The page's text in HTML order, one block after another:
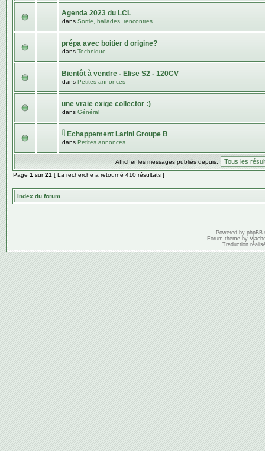
Agenda 2023 du LCL
dans Sortie, ballades, rencontres...
prépa avec boitier d origine?
dans Technique
Bientôt à vendre - Elise S2 - 120CV
dans Petites annonces
une vraie exige collector :)
dans Général
Echappement Larini Groupe B
dans Petites annonces
Afficher les messages publiés depuis:
Page 1 sur21 [ La recherche a retourné 410 résultats ]
Index du forum
Powered by phpBB
Forum theme by
Traduction